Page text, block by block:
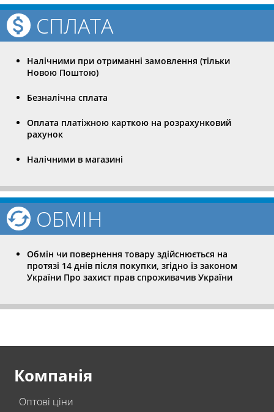
СПЛАТА
Налічними при отриманні замовлення (тільки
Новою Поштою)
Безналічна сплата
Оплата платіжною карткою на розрахунковий
рахунок
Налічними в магазині
ОБМІН
Обмін чи повернення товару здійснюється на
протязі 14 днів після покупки, згідно із законом
України Про захист прав спроживачив України
Компанія
Оптові ціни